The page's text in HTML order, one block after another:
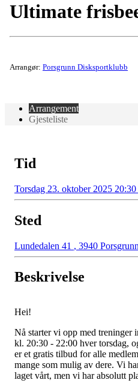
Ultimate
Arrangør: Porsgrunn Disksportklubb
Arrangement
Gjesteliste
Tid
Torsdag 23. oktober 2025
Sted
Lundedalen 41 , 3940 Porsgrunn
Beskrivelse
Hei!
Nå starter vi opp med treninger
kl. 20:30 - 22:00 hver torsdag,
er et gratis tilbud for alle
mange som mulig av dere. Vi
laget vårt, men vi har absolutt